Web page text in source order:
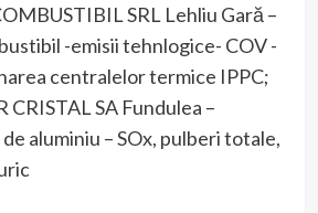
SRL Lehliu Gară –
-emisii tehnlogice- COV -
centralelor termice IPPC;
CRISTAL SA Fundulea –
aluminiu – SOx, pulberi totale,